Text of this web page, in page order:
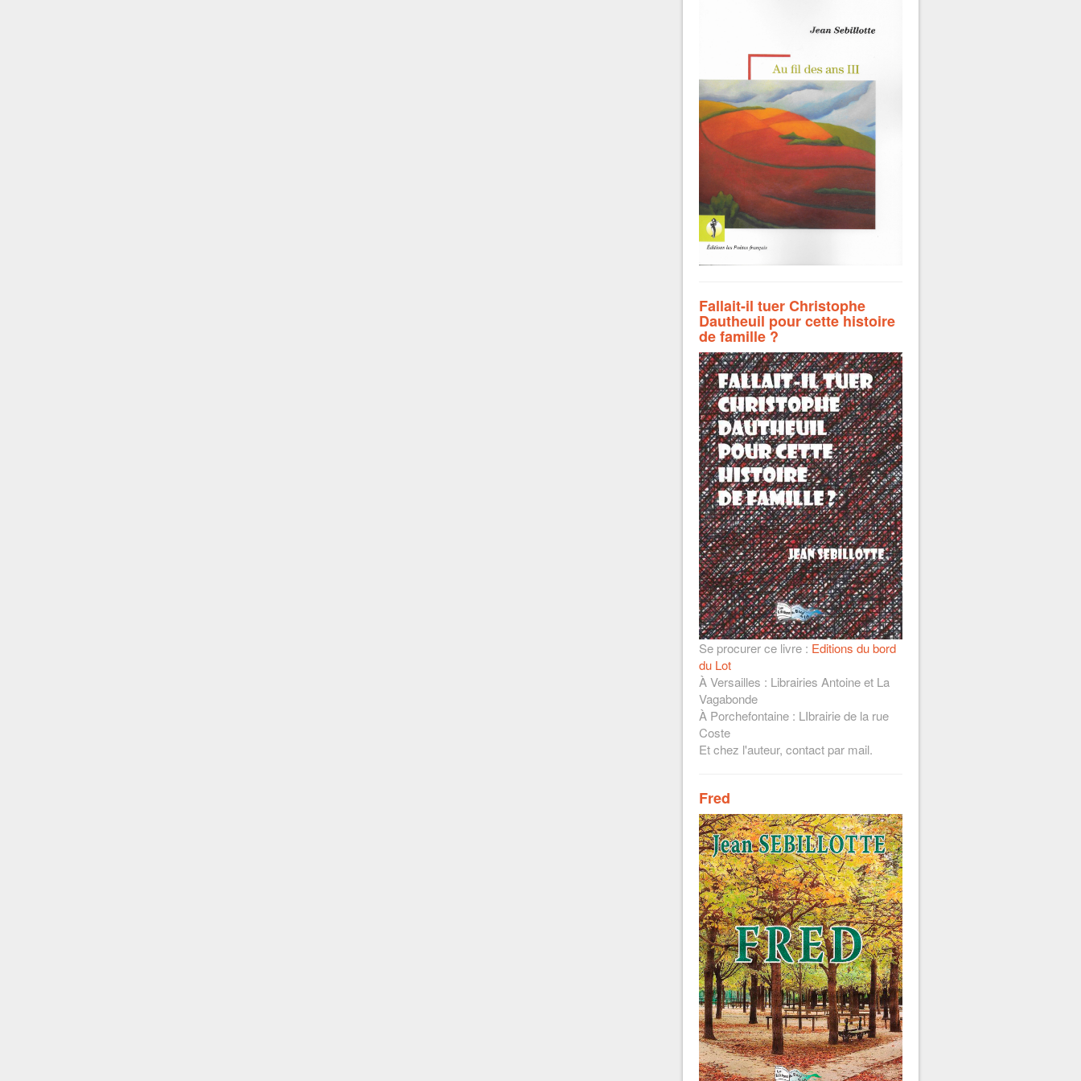
Fallait-il tuer Christophe
Dautheuil pour cette histoire
de famille ?
Se procurer ce livre : Editions du bord
du Lot
À Versailles : Librairies Antoine et La
Vagabonde
À Porchefontaine : LIbrairie de la rue
Coste
Et chez l'auteur, contact par mail.
Fred